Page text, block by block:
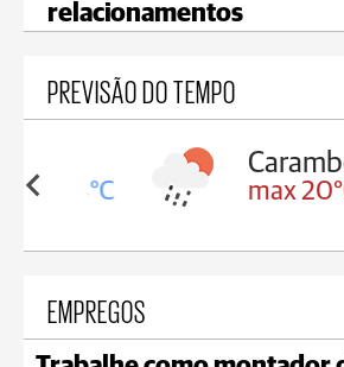
relacionamentos
PREVISÃO DO TEMPO
18°C
Carambeí
max 20°C
EMPREGOS